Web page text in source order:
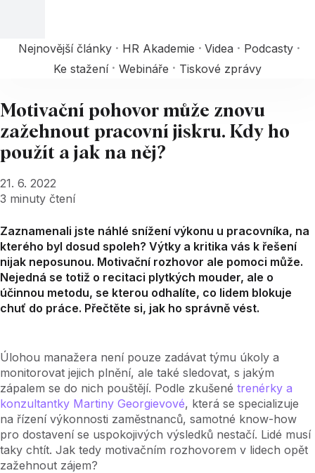
Nejnovější články HR Akademie Videa
Podcasty
Ke stažení
Webináře Tiskové zprávy
Motivační pohovor může znovu
zažehnout pracovní jiskru. Kdy ho
použít a jak na něj?
21. 6. 2022
3 minuty čtení
Zaznamenali jste náhlé snížení výkonu u pracovníka, na
kterého byl dosud spoleh? Výtky a kritika vás k řešení
nijak neposunou. Motivační rozhovor ale pomoci může.
Nejedná se totiž o recitaci plytkých mouder, ale o
účinnou metodu, se kterou odhalíte, co lidem blokuje
chuť do práce. Přečtěte si, jak ho správně vést.
Úlohou manažera není pouze zadávat týmu úkoly a
monitorovat jejich plnění, ale také sledovat, s jakým
zápalem se do nich pouštějí. Podle zkušené trenérky a
konzultantky Martiny Georgievové, která se specializuje
na řízení výkonnosti zaměstnanců, samotné know-how
pro dostavení se uspokojivých výsledků nestačí. Lidé musí
taky chtít. Jak tedy motivačním rozhovorem v lidech opět
zažehnout zájem?